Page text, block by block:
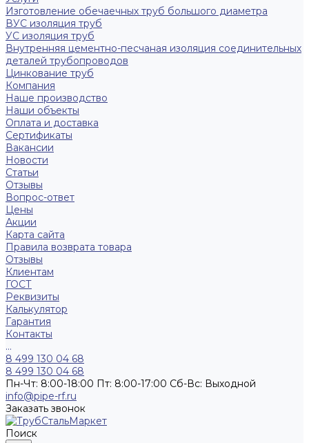
Изготовление обечаечных труб большого диаметра
ВУС изоляция труб
УС изоляция труб
Внутренняя цементно-песчаная изоляция соединительных
деталей трубопроводов
Цинкование труб
Компания
Наше производство
Наши объекты
Оплата и доставка
Сертификаты
Вакансии
Новости
Статьи
Отзывы
Вопрос-ответ
Цены
Акции
Карта сайта
Правила возврата товара
Отзывы
Клиентам
ГОСТ
Реквизиты
Калькулятор
Гарантия
Контакты
...
8 499 130 04 68
8 499 130 04 68
Пн-Чт: 8:00-18:00 Пт: 8:00-17:00 Сб-Вс: Выходной
info@pipe-rf.ru
Заказать звонок
Поиск